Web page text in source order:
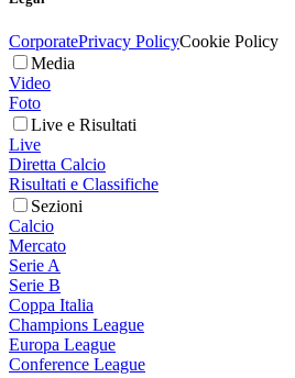
CorporatePrivacy PolicyCookie Policy
Media
Video
Foto
Live e Risultati
Live
Diretta Calcio
Risultati e Classifiche
Sezioni
Calcio
Mercato
Serie A
Serie B
Coppa Italia
Champions League
Europa League
Conference League